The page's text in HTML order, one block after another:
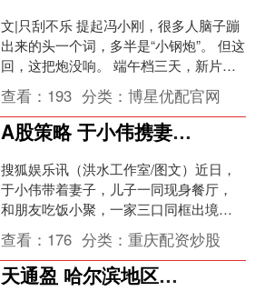
文|只刮不乐 提起冯小刚，很多人脑子蹦
出来的头一个词，多半是“小钢炮”。 但这
回，这把炮没响。 端午档三天，新片
《抓特务》票房勉强蹭到六千万出头，
排片挺高，上座....
查看： 193 分类：博星优配官网
A股策略 于小伟携妻儿与朋友聚餐 妻子身材纤瘦谈吐从容
搜狐娱乐讯（洪水工作室/图文）近日，
于小伟带着妻子，儿子一同现身餐厅，
和朋友吃饭小聚，一家三口同框出境氛
围温馨。夜色之下，一行人结束饭局走
出来，于小伟一身休闲浅....
查看： 176 分类：重庆配资炒股
天通盈 哈尔滨地区慢性呼吸系统疾病诊疗有哪些参考标准